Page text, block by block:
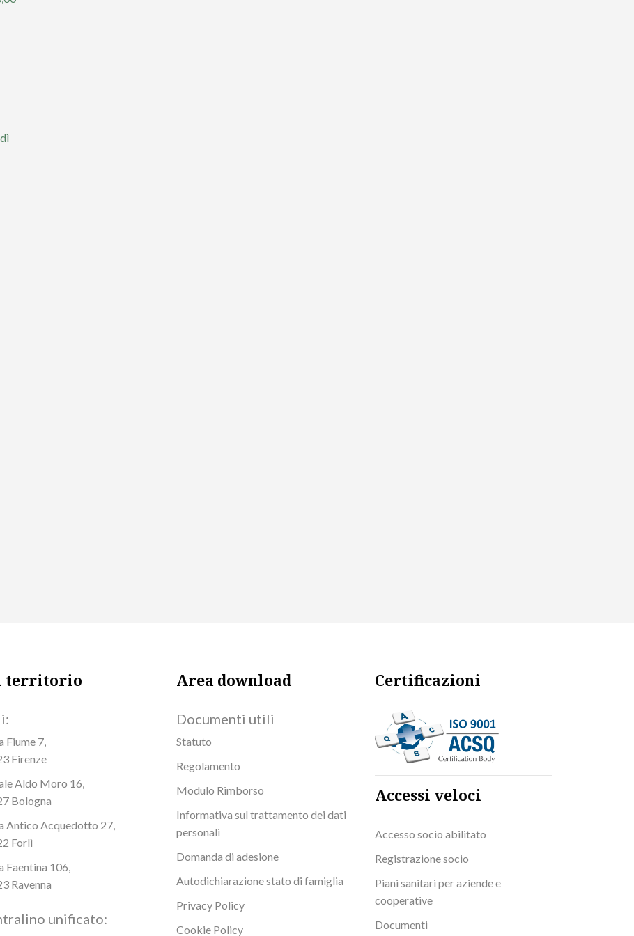
territorio
Fiume 7,
Firenze
Aldo Moro 16,
Bologna
Antico Acquedotto 27,
Forlì
Faentina 106,
Ravenna
unificato:
Area download
Documenti utili
Statuto
Regolamento
Modulo Rimborso
Informativa sul trattamento dei dati
personali
Domanda di adesione
Autodichiarazione stato di famiglia
Privacy Policy
Cookie Policy
Certificazioni
Accessi veloci
Accesso socio abilitato
Registrazione socio
Piani sanitari per aziende e
cooperative
Documenti